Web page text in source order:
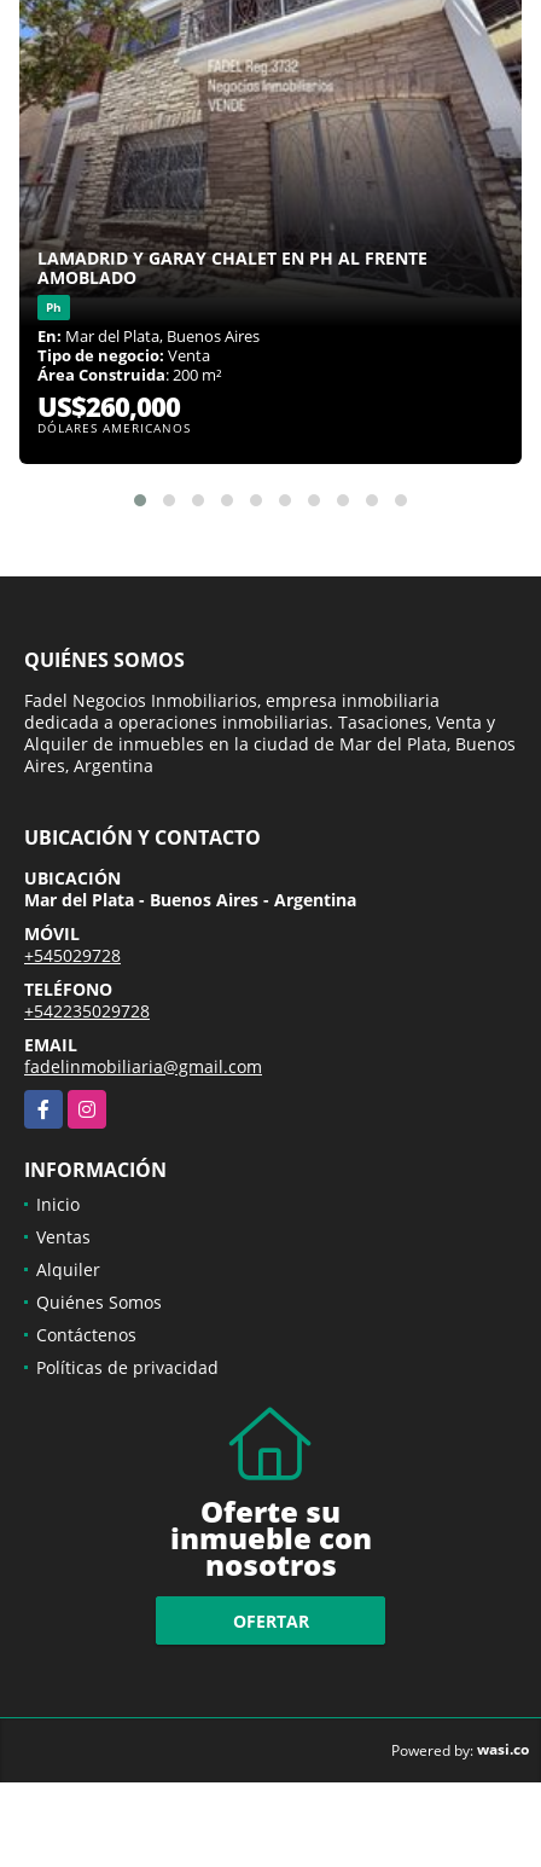
LAMADRID Y GARAY CHALET EN PH AL FRENTE
AMOBLADO
Ph
En: Mar del Plata, Buenos Aires
Tipo de negocio: Venta
Área Construida: 200 m²
US$260,000
DÓLARES AMERICANOS
QUIÉNES SOMOS
Fadel Negocios Inmobiliarios, empresa inmobiliaria
dedicada a operaciones inmobiliarias. Tasaciones, Venta y
Alquiler de inmuebles en la ciudad de Mar del Plata, Buenos
Aires, Argentina
UBICACIÓN Y CONTACTO
UBICACIÓN
Mar del Plata - Buenos Aires - Argentina
MÓVIL
+545029728
TELÉFONO
+542235029728
EMAIL
fadelinmobiliaria@gmail.com
FacebookInstagram
INFORMACIÓN
Inicio
Ventas
Alquiler
Quiénes Somos
Contáctenos
Políticas de privacidad
Oferte su
inmueble con
nosotros
OFERTAR
Powered by:wasi.co